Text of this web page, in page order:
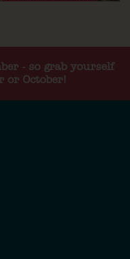
- so grab yourself
or October!